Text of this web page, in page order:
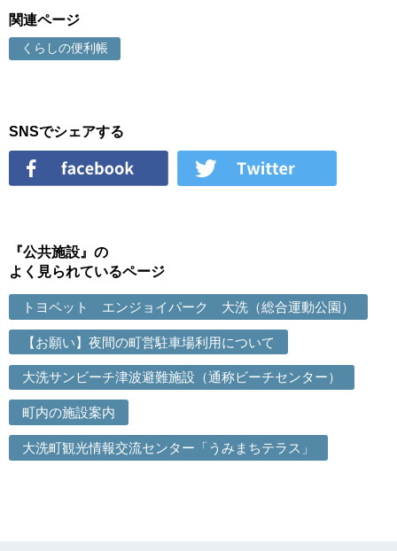
関連ページ
くらしの便利帳
SNSでシェアする
『公共施設』の
よく見られているページ
トヨペット エンジョイパーク 大洗（総合運動公園）
【お願い】夜間の町営駐車場利用について
大洗サンビーチ津波避難施設（通称ビーチセンター）
町内の施設案内
大洗町観光情報交流センター「うみまちテラス」